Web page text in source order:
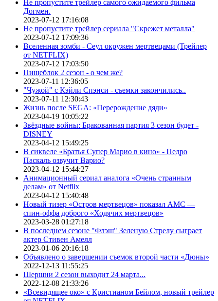
Не пропустите трейлер самого ожидаемого фильма
Догмен.
2023-07-12 17:16:08
Не пропустите трейлер сериала "Скрежет металла"
2023-07-12 17:09:36
Вселенная зомби - Сеул окружен мертвецами (Трейлер
от NETFLIX)
2023-07-12 17:03:50
Пищеблок 2 сезон - о чем же?
2023-07-11 12:36:05
"Чужой" с Кэйли Спэнси - съемки закончились..
2023-07-11 12:30:43
Жизнь после SEGA: «Перерождение дяди»
2023-04-19 10:05:22
Звёздные войны: Бракованная партия 3 сезон будет -
DISNEY
2023-04-12 15:49:25
В сиквеле «Братья Супер Марио в кино» - Педро
Паскаль озвучит Варио?
2023-04-12 15:44:27
Анимационный сериал аналога «Очень странным
делам» от Netflix
2023-04-12 15:40:48
Новый тизер «Остров мертвецов» показал АМС —
спин-оффа доброго «Ходячих мертвецов»
2023-03-28 01:27:18
В последнем сезоне "Флэш" Зеленую Стрелу сыграет
актер Стивен Амелл
2023-01-06 20:16:18
Объявлено о завершении съемок второй части «Дюны»
2022-12-13 11:55:25
Шершни 2 сезон выходит 24 марта...
2022-12-08 21:33:26
«Всевидящее око» с Кристианом Бейлом, новый трейлер